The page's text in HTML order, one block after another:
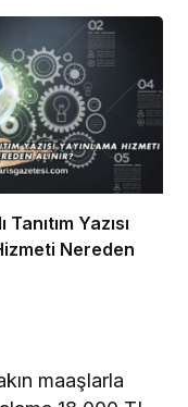
Yazısı
Nereden
maaşlarla